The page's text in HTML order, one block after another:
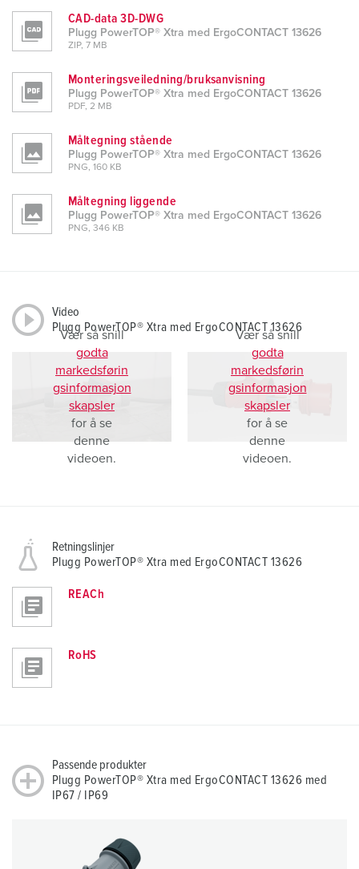
CAD-data 3D-DWG
Plugg PowerTOP® Xtra med ErgoCONTACT 13626
ZIP, 7 MB
Monteringsveiledning/bruksanvisning
Plugg PowerTOP® Xtra med ErgoCONTACT 13626
PDF, 2 MB
Måltegning stående
Plugg PowerTOP® Xtra med ErgoCONTACT 13626
PNG, 160 KB
Måltegning liggende
Plugg PowerTOP® Xtra med ErgoCONTACT 13626
PNG, 346 KB
Video
Plugg PowerTOP® Xtra med ErgoCONTACT 13626
Vær så snill
godta
markedsførin
gsinformasjon
skapsler
for å se
denne
videoen.
Vær så snill
godta
markedsførin
gsinformasjon
skapsler
for å se
denne
videoen.
Retningslinjer
Plugg PowerTOP® Xtra med ErgoCONTACT 13626
REACh
RoHS
Passende produkter
Plugg PowerTOP® Xtra med ErgoCONTACT 13626 med
IP67 / IP69